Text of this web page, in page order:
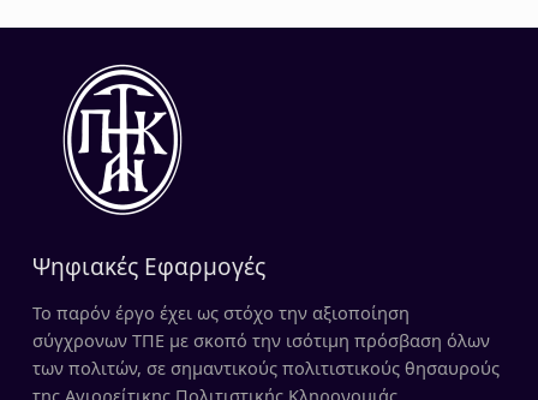
Ψηφιακές Εφαρμογές
Το παρόν έργο έχει ως στόχο την αξιοποίηση
σύγχρονων ΤΠΕ με σκοπό την ισότιμη πρόσβαση όλων
των πολιτών, σε σημαντικούς πολιτιστικούς θησαυρούς